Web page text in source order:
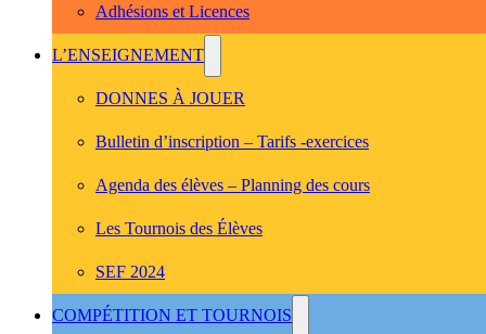
Adhésions et Licences
L’ENSEIGNEMENT
DONNES À JOUER
Bulletin d’inscription – Tarifs -exercices
Agenda des élèves – Planning des cours
Les Tournois des Élèves
SEF 2024
COMPÉTITION ET TOURNOIS